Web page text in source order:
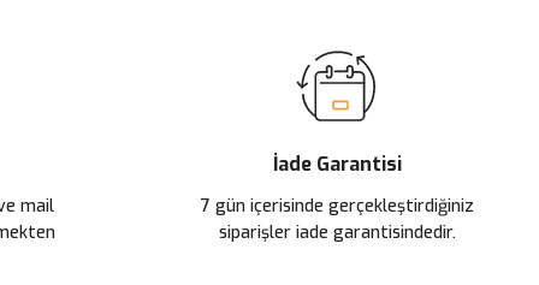
mail
İade Garantisi
7 gün içerisinde gerçekleştirdiğiniz
siparişler iade garantisindedir.